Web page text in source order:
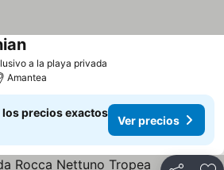
a la playa privada
Amantea
los precios exactos
Ver precios